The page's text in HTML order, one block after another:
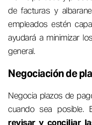
de facturas y
empleados estén
ayudará a minimizar
general.
Negociación de
Negocia plazos de
cuando sea
revisar y conciliar